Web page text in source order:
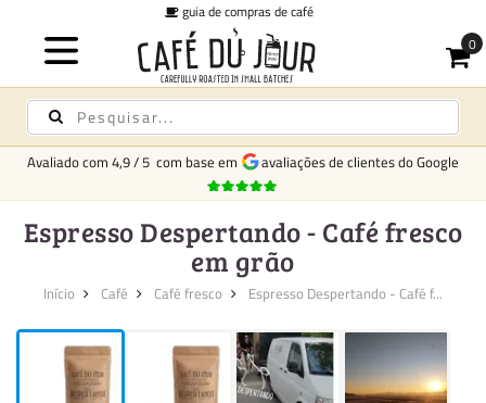
Avaliado com 4,9/5 com base em avaliações de clientes do Google
Espresso Despertando - Café fresco
em grão
Início Café Café fresco Espresso Despertando - Café f...